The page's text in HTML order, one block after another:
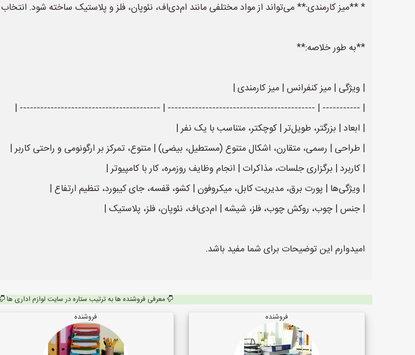
* **میز کارمندی:** می‌تواند از مواد مختلفی مانند ام‌دی‌اف، نئوپان، فلز و پلاستیک ساخته شود.
**به طور خلاصه:**
| ویژگی | میز کنفرانس | میز کارمندی |
| ----------- | ------------------------------------------- | ----------------------------------------- |
| ابعاد | بزرگتر، طویل‌تر | کوچکتر، متناسب با یک نفر |
| طراحی | رسمی، متقارن، اشکال متنوع (مستطیل، بیضی) | متنوع، تمرکز بر ارگونومی و راحتی کاربر |
| کاربرد | برگزاری جلسات، مذاکرات | انجام وظایف روزمره، کار با کامپیوتر |
| ویژگی‌ها | پورت برق، مدیریت کابل، میکروفون | کشو، قفسه، جای کیبورد، تنظیم ارتفاع |
| جنس | چوب، روکش چوب، فلز، شیشه | ام‌دی‌اف، نئوپان، فلز، پلاستیک |
امیدوارم این توضیحات برای شما مفید باشد.
معرفی فروشنده ها به ترتیب ستاره در سایت لوازم اداری ها
فروشنده
فروشنده